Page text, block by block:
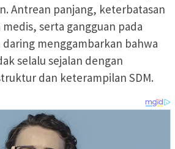
Antrean panjang, keterbatasan
serta gangguan pada
menggambarkan bahwa
selalu sejalan dengan
dan keterampilan SDM.